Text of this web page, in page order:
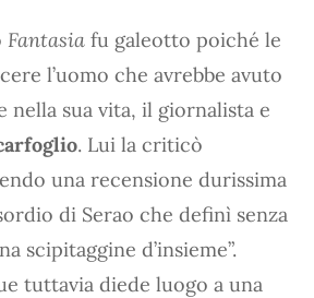
Fantasia fu galeotto poiché le
l’uomo che avrebbe avuto
sua vita, il giornalista e
. Lui la criticò
una recensione durissima
di Serao che definì senza
scipitaggine d’insieme”.
tuttavia diede luogo a una